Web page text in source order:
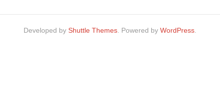
Developed by Shuttle Themes . Powered by WordPress